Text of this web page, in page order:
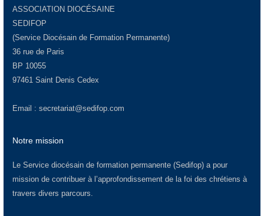
ASSOCIATION DIOCÉSAINE
SEDIFOP
(Service Diocésain de Formation Permanente)
36 rue de Paris
BP 10055
97461 Saint Denis Cedex
Email : secretariat@sedifop.com
Notre mission
Le Service diocésain de formation permanente (Sedifop) a pour
mission de contribuer à l’approfondissement de la foi des chrétiens à
travers divers parcours.